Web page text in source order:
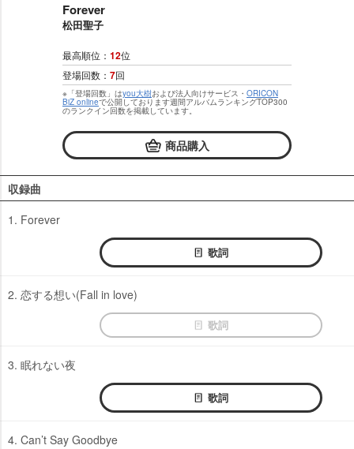
Forever
松田聖子
最高順位： 12位
登場回数： 7回
※「登場回数」はyou大樹および法人向けサービス・ ORICON
BiZ onlineで公開しております週間アルバムランキングTOP300
のランクイン回数を掲載しています。
商品購入
収録曲
1. Forever
歌詞
2. 恋する想い(Fall in love)
歌詞
3. 眠れない夜
歌詞
4. Can’t Say Goodbye